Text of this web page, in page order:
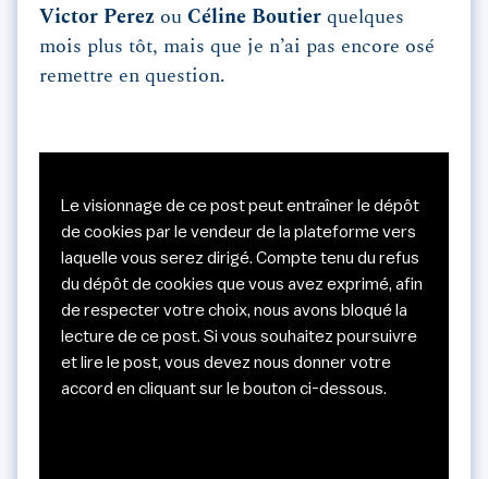
Victor Perez ou Céline Boutier quelques
mois plus tôt, mais que je n’ai pas encore osé
remettre en question.
Le visionnage de ce post peut entraîner le dépôt
de cookies par le vendeur de la plateforme vers
laquelle vous serez dirigé. Compte tenu du refus
du dépôt de cookies que vous avez exprimé, afin
de respecter votre choix, nous avons bloqué la
lecture de ce post. Si vous souhaitez poursuivre
et lire le post, vous devez nous donner votre
accord en cliquant sur le bouton ci-dessous.